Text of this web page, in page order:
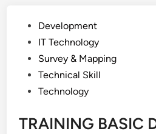
PostedDevelopment
IT Technology
Survey & Mapping
Technical Skill
Technology
TRAINING BASIC